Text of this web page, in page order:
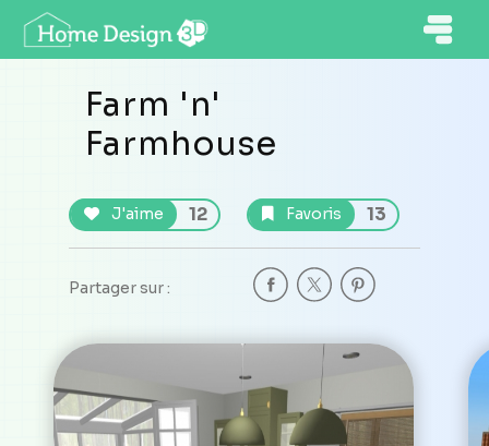
Farm 'n'
Farmhouse
J'aime 12 Favoris 13
Partager sur :